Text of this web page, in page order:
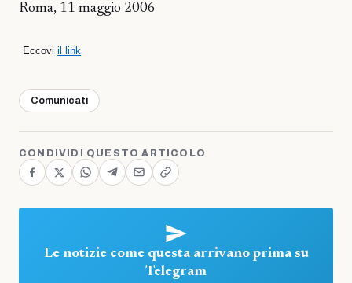
Roma, 11 maggio 2006
Eccovi il link
Comunicati
CONDIVIDI QUESTO ARTICOLO
Le notizie come questa arrivano prima su
Telegram